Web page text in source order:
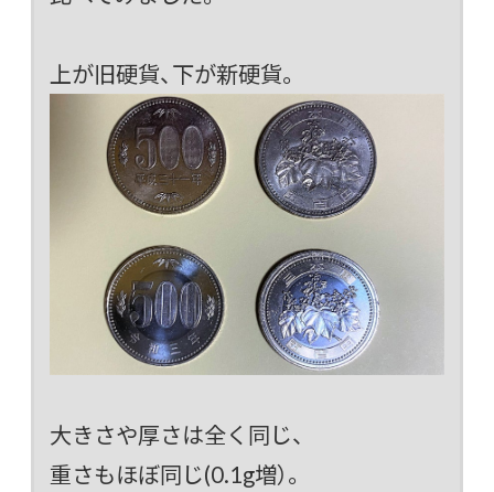
上が旧硬貨、下が新硬貨。
大きさや厚さは全く同じ、
重さもほぼ同じ(0.1g増）。